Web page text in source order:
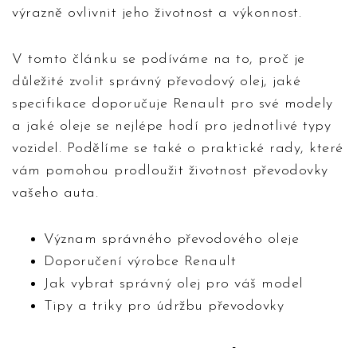
výrazně ovlivnit jeho životnost a výkonnost.
V tomto článku se podíváme na to, proč je
důležité zvolit správný převodový olej, jaké
specifikace doporučuje Renault pro své modely
a jaké oleje se nejlépe hodí pro jednotlivé typy
vozidel. Podělíme se také o praktické rady, které
vám pomohou prodloužit životnost převodovky
vašeho auta.
Význam správného převodového oleje
Doporučení výrobce Renault
Jak vybrat správný olej pro váš model
Tipy a triky pro údržbu převodovky